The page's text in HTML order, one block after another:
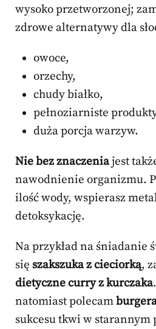
wysoko przetworzonej;
zdrowe alternatywy dla
owoce,
orzechy,
chudy białko,
pełnoziarniste
duża porcja warzyw.
Nie bez znaczeniajest
nawodnienie organizmu.
ilość wody, wspierasz
detoksykację.
Na przykład na śniadanie
się szakszuka z cieciorką,
dietyczne curry z kurczaka
natomiast polecam
sukcesu tkwi w